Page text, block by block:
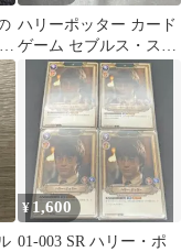
ハリーポッター カード
ゲーム セブルス・スネ
イプ SR R N 3枚セット
¥ 1,600
01-003 SR ハリー・ポ